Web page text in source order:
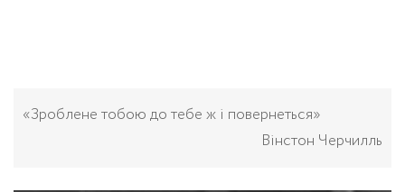
«Зроблене тобою до тебе ж і повернеться»
Вінстон Черчилль